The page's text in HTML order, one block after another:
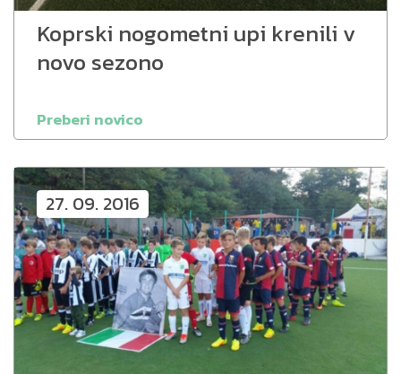
Koprski nogometni upi krenili v
novo sezono
Preberi novico
27. 09. 2016